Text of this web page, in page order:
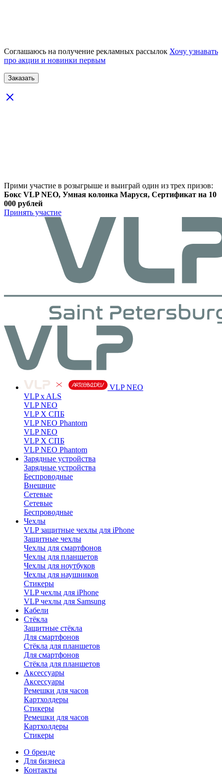
Соглашаюсь на получение рекламных рассылок Хочу узнавать
про акции и новинки первым
Прими участие в розыгрыше и выиграй один из трех призов:
Бокс VLP NEO, Умная колонка Маруся, Сертификат на 10
000 рублей
Принять участие
VLP NEO
VLP x ALS
VLP NEO
VLP X СПБ
VLP NEO Phantom
VLP NEO
VLP X СПБ
VLP NEO Phantom
Зарядные устройства
Зарядные устройства
Беспроводные
Внешние
Сетевые
Сетевые
Беспроводные
Чехлы
VLP защитные чехлы для iPhone
Защитные чехлы
Чехлы для смартфонов
Чехлы для планшетов
Чехлы для ноутбуков
Чехлы для наушников
Стикеры
VLP чехлы для iPhone
VLP чехлы для Samsung
Кабели
Стёкла
Защитные стёкла
Для смартфонов
Стёкла для планшетов
Для смартфонов
Стёкла для планшетов
Аксессуары
Аксессуары
Ремешки для часов
Картхолдеры
Стикеры
Ремешки для часов
Картхолдеры
Стикеры
О бренде
Для бизнеса
Контакты